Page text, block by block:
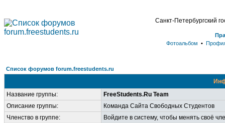
Санкт-Петербургский
Фотоальбом •
Список форумов forum.freestudents.ru
Название группы:
FreeStudents.Ru Team
Описание группы:
Команда Сайта Свободных Студентов
Членство в группе:
Войдите в систему, чтобы менять своё